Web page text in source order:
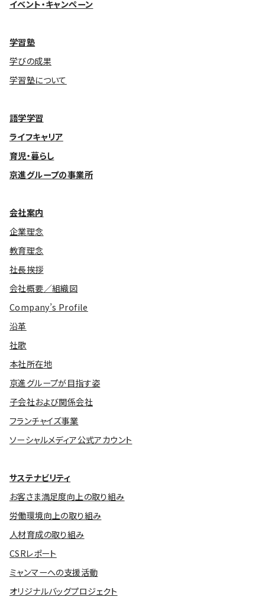
イベント・キャンペーン
学習塾
学びの成果
学習塾について
語学学習
ライフキャリア
育児・暮らし
京進グループの事業所
会社案内
企業理念
教育理念
社長挨拶
会社概要／組織図
Company’s Profile
沿革
社歌
本社所在地
京進グループが目指す姿
子会社および関係会社
フランチャイズ事業
ソーシャルメディア公式アカウント
サステナビリティ
お客さま満足度向上の取り組み
労働環境向上の取り組み
人材育成の取り組み
CSRレポート
ミャンマーへの支援活動
オリジナルバッグプロジェクト